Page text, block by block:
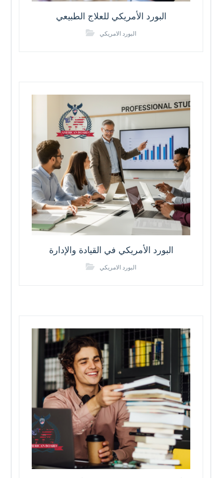
البورد الأمريكي للعلاج الطبيعي
البورد الامريكي
البورد الأمريكي في القيادة والإدارة
البورد الامريكي